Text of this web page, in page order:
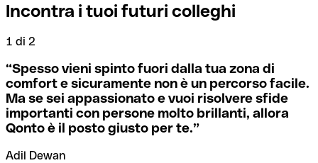
Incontra i tuoi futuri colleghi
1 di 2
“Spesso vieni spinto fuori dalla tua zona di
comfort e sicuramente non è un percorso facile.
Ma se sei appassionato e vuoi risolvere sfide
importanti con persone molto brillanti, allora
Qonto è il posto giusto per te.”
Adil Dewan